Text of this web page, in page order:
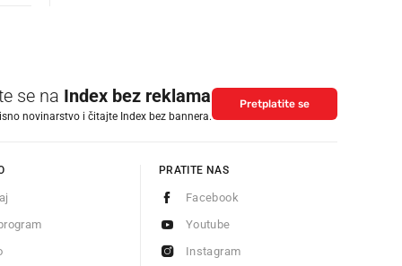
se na Index bez reklama
novinarstvo i čitajte Index bez bannera.
Pretplatite se
PRATITE NAS
Facebook
Youtube
Instagram